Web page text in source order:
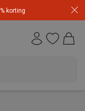
korting